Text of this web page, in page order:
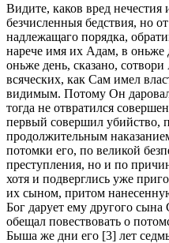
Видите, каков вред нечестия
безчисленныя бедствия, но
надлежащаго порядка,
нарече имя их Адам, в оньже
оньже день, сказано,
всяческих, как Сам имел
видимым. Потому Он даровал
тогда не отвратился
первый совершил убийство,
продолжительным
потомки его, по великой
преступления, но и по
хотя и подверглись уже
их сыном, притом
Бог дарует ему другого
обещал повествовать о
Быша же дни его [3] лет